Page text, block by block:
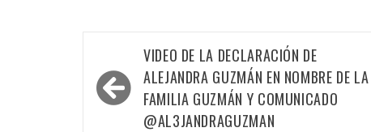
Navegación
de
entradas
VIDEO DE LA DECLARACIÓN DE
ALEJANDRA GUZMÁN EN NOMBRE DE LA
FAMILIA GUZMÁN Y COMUNICADO
@AL3JANDRAGUZMAN